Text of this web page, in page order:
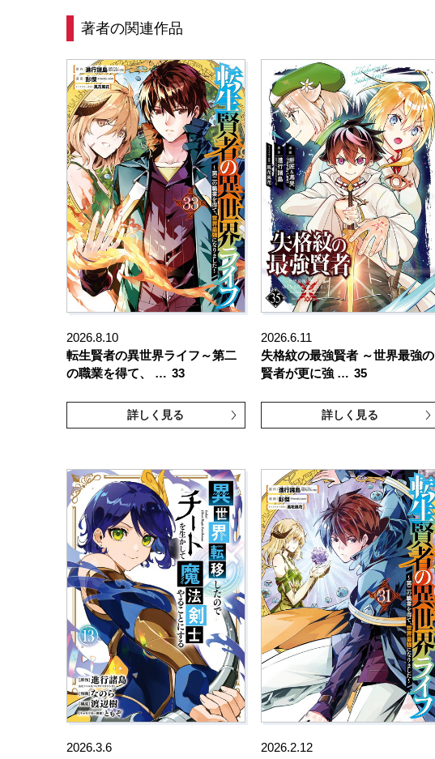
著者の関連作品
2026.8.10
転生賢者の異世界ライフ～第二
の職業を得て、 … 33
詳しく見る
2026.6.11
失格紋の最強賢者 ～世界最強の
賢者が更に強 … 35
詳しく見る
2026.3.6
2026.2.12